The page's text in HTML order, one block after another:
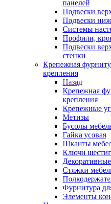
панелей
Подвески
Подвески
Системы
Профили,
Подвески
стенки
Крепежная
крепления
Назад
Крепежная
крепления
Крепежные
Метизы
Бусолы
Гайка усовая
Шканты
Ключи
Стяжки
Фурнитура
Элементы